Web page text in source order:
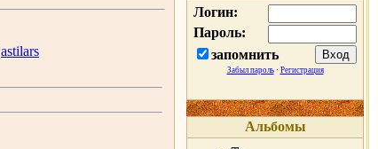
astilars
Логин:
Пароль:
запомнить
Забыл пароль· Регистрация
Альбомы